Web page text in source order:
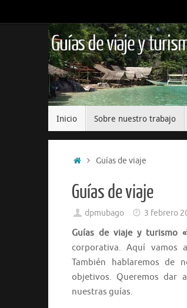
Guías de viaje y
Inicio Sobre nuestro trabajo
Guías de viaje
Guías de viaje
dpmubago 3 febrero
Guías de viaje y turismo
corporativa. Aquí vamos
También hablaremos de
objetivos. Queremos dar
nuestras guías.